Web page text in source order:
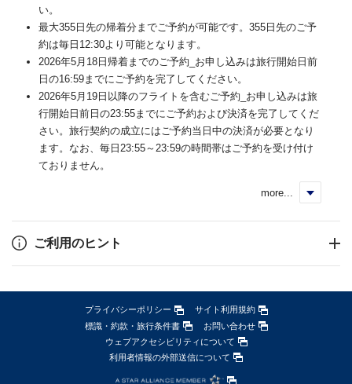
い。
最大355日先の帰着分までご予約が可能です。355日先のご予
約は毎日12:30より可能となります。
2026年5月18日帰着までのご予約_お申し込みは旅行開始日前
日の16:59までにご予約を完了してください。
2026年5月19日以降のフライトを含むご予約_お申し込みは旅
行開始日前日の23:55までにご予約および決済を完了してくだ
さい。旅行契約の成立にはご予約当日中の決済が必要となり
ます。なお、毎日23:55～23:59の時間帯はご予約を受け付け
ておりません。
more...
ご利用のヒント
プライバシーポリシー
サイト利用規約
標識・約款・旅行条件書
お問い合わせ
ウェブアクセシビリティについて
利用者情報の外部送信について